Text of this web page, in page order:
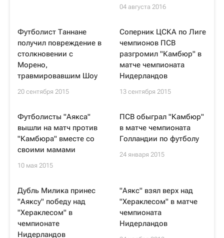
04 августа 2016
Футболист Таннане
получил повреждение в
столкновении с
Морено,
травмировавшим Шоу
20 сентября 2015
Соперник ЦСКА по Лиге
чемпионов ПСВ
разгромил "Камбюр" в
матче чемпионата
Нидерландов
13 сентября 2015
Футболисты "Аякса"
вышли на матч против
"Камбюра" вместе со
своими мамами
10 мая 2015
ПСВ обыграл "Камбюр"
в матче чемпионата
Голландии по футболу
24 января 2015
Дубль Милика принес
"Аяксу" победу над
"Хераклесом" в
чемпионате
Нидерландов
"Аякс" взял верх над
"Хераклесом" в матче
чемпионата
Нидерландов